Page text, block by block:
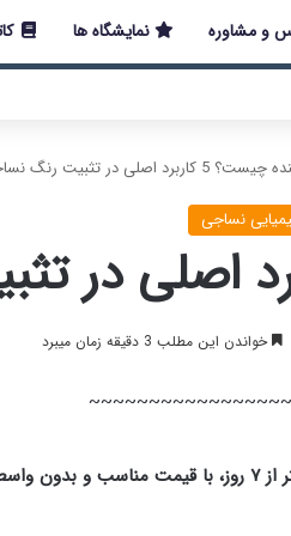
و مشاوره نمایشگاه ها
اصلی در تثبیت رنگ نساجی
نساجی
خواندن این مطلب 3 دقیقه زمان میبرد
است🔴
دانشمند همچنان با تمام توان در